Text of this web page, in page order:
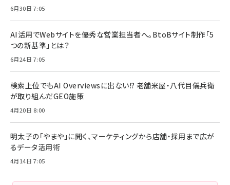
6月30日 7:05
AI活用でWebサイトを優秀な営業担当者へ。BtoBサイト制作「5
つの新基準」とは？
6月24日 7:05
検索上位でもAI Overviewsに出ない!? 老舗米屋・八代目儀兵衛
が取り組んだGEO施策
4月20日 8:00
明太子の「やまや」に聞く、マーケティングから店舗・採用まで広が
るデータ活用術
4月14日 7:05